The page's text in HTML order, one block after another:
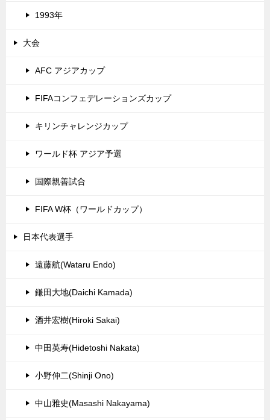
1993年
大会
AFC アジアカップ
FIFAコンフェデレーションズカップ
キリンチャレンジカップ
ワールド杯 アジア予選
国際親善試合
FIFA W杯（ワールドカップ）
日本代表選手
遠藤航(Wataru Endo)
鎌田大地(Daichi Kamada)
酒井宏樹(Hiroki Sakai)
中田英寿(Hidetoshi Nakata)
小野伸二(Shinji Ono)
中山雅史(Masashi Nakayama)